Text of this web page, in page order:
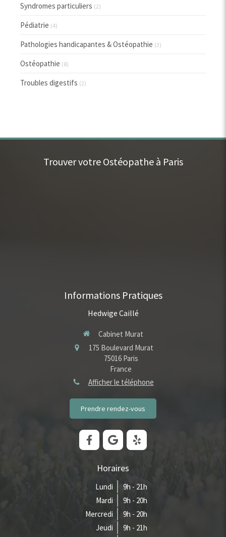
Syndromes particuliers (2)
Pédiatrie (4)
Pathologies handicapantes & Ostéopathie (3)
Ostéopathie (8)
Troubles digestifs (2)
Trouver votre Ostéopathe à Paris
Informations Pratiques
Hedwige Caillé
Cabinet Murat
175 Boulevard Murat
75016 Paris
France
Afficher le téléphone
Prendre rendez-vous
Horaires
Lundi
9h - 21h
Mardi
9h - 20h
Mercredi
9h - 20h
Jeudi
9h - 21h